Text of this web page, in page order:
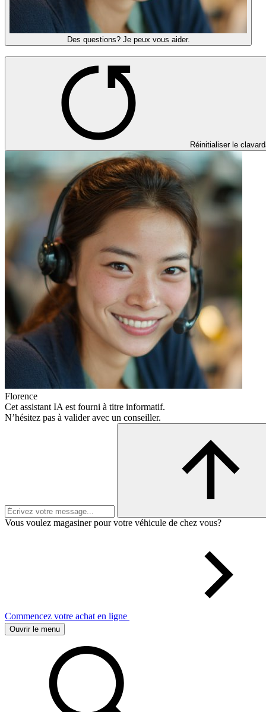
Des questions? Je peux vous aider.
Réinitialiser le
Florence
Cet assistant IA est fourni à titre informatif.
N’hésitez pas à valider avec un conseiller.
Vous voulez magasiner pour votre véhicule de chez vous?
Commencez votre achat en ligne
Ouvrir le menu